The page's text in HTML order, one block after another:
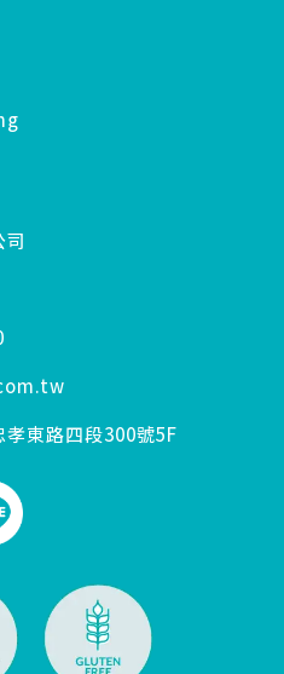
東路四段300號5F